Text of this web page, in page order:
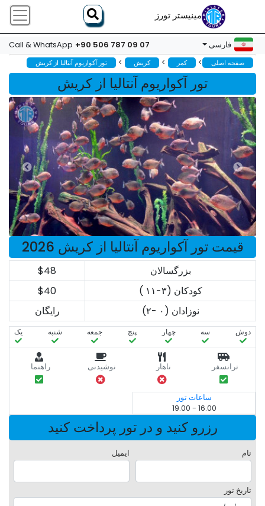
مینیستر تورز
فارسی Call & WhatsApp +90 506 787 09 07
صفحه اصلی > کمر > کریش > تور آکواریوم آنتالیا از کریش
تور آکواریوم آنتالیا از کریش
قیمت تور آکواریوم آنتالیا از کریش 2026
بزرگسالان
$48
کودکان (۳-۱۱ )
$40
نوزادان (۰ -۲)
رایگان
دوش سه‌ چهار پنج جمعه شنبه یک
ترانسفر ناهار نوشیدنی راهنما
ساعات تور
16.00 - 19.00
رزرو کنید و در تور پرداخت کنید
نام ایمیل
تاریخ تور